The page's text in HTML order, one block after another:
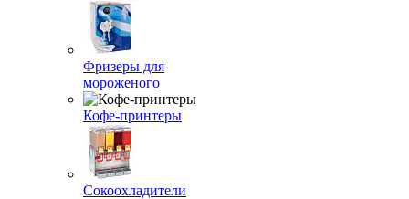
Фризеры для
мороженого
Кофе-принтеры
Сокоохладители